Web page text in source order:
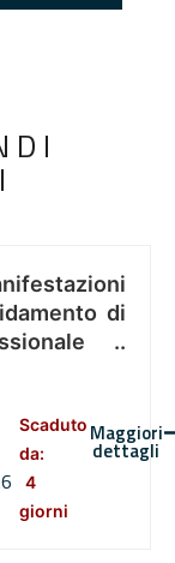
di
..
Scaduto
da:
4
giorni
Maggiori
dettagli